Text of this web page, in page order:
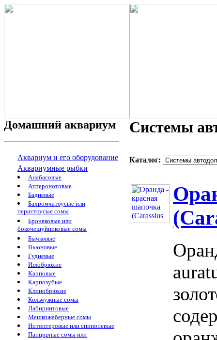
Домашний аквариум
Аквариум и его оборудование
Аквариумные рыбки
Анабасовые
Аптеронотовые
Бадиевые
Бахромчатоусые или
перистоусые сомы
Броняковые или
бокочешуйниковые сомы
Бычковые
Вьюновые
Гудиевые
Иглобрюхие
Карповые
Карпозубые
Клинобрюхие
Кольчужные сомы
Лабиринтовые
Мешкожаберные сомы
Нотоптеровые или спиноперые
Панцирные сомы или
Системы
Каталог: